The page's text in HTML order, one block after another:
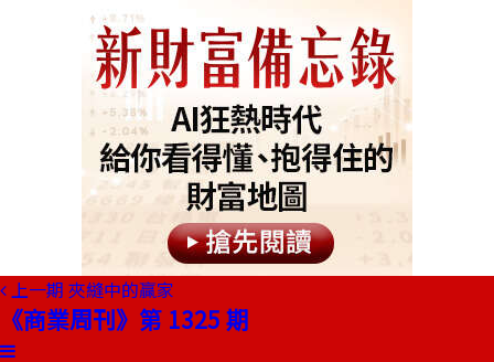
上一期 夾縫中的贏家
《商業周刊》第 1325 期